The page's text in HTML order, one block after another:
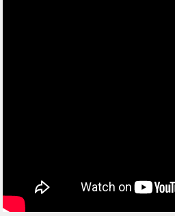
(0 Reviews)